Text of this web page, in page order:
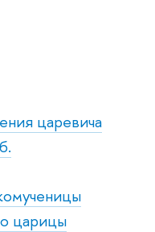
царевича
царицы